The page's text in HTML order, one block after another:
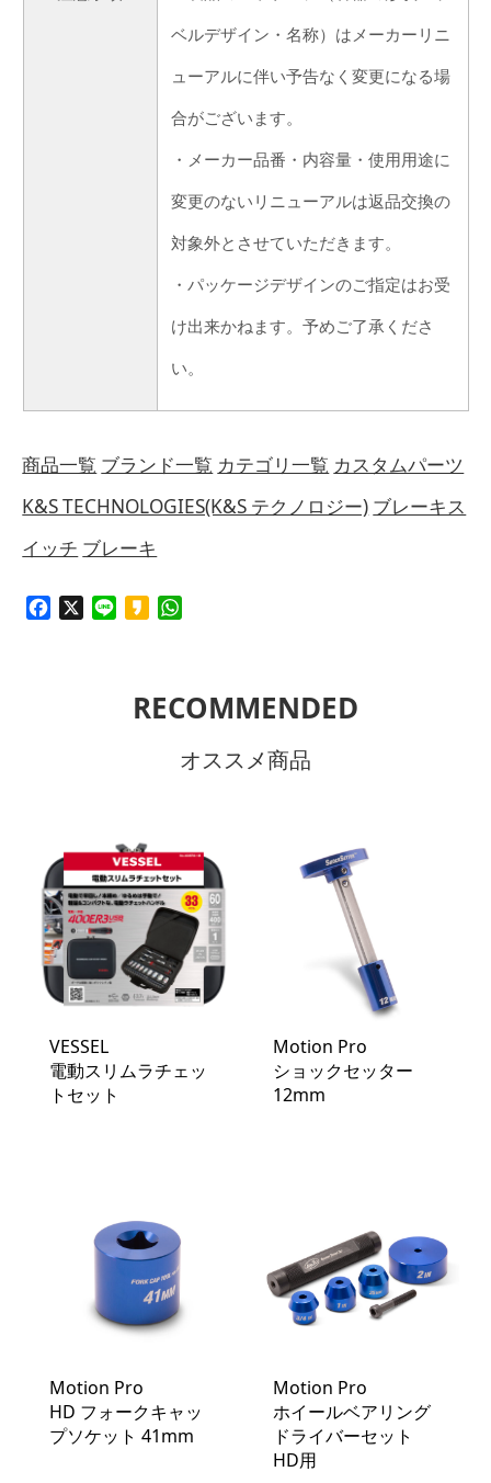
ベルデザイン・名称）はメーカーリニ
ューアルに伴い予告なく変更になる場
合がございます。
・メーカー品番・内容量・使用用途に
変更のないリニューアルは返品交換の
対象外とさせていただきます。
・パッケージデザインのご指定はお受
け出来かねます。予めご了承くださ
い。
商品一覧 ブランド一覧 カテゴリ一覧 カスタムパーツ
K&S TECHNOLOGIES(K&S テクノロジー) ブレーキス
イッチ ブレーキ
Facebook Line Kakao
RECOMMENDED
オススメ商品
VESSEL
電動スリムラチェッ
トセット
Motion Pro
ショックセッター
12mm
Motion Pro
HD フォークキャッ
プソケット 41mm
Motion Pro
ホイールベアリング
ドライバーセット
HD用